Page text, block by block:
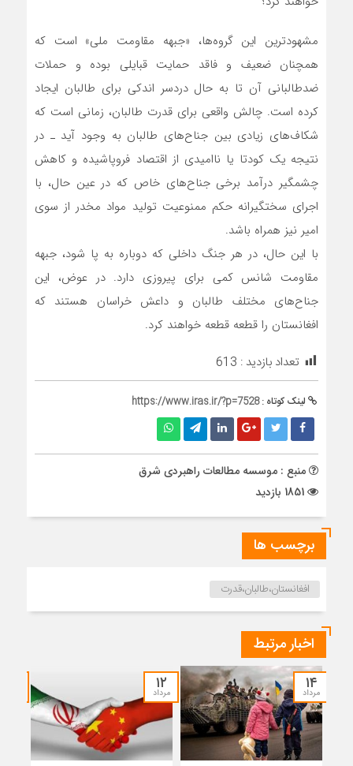
مشهودترین این گروه‌ها، «جبهه مقاومت ملی» است که
همچنان ضعیف و فاقد حمایت قبایلی بوده و حملات
ضدطالبانی آن تا به حال دردسر اندکی برای طالبان ایجاد
کرده است. چالش واقعی برای قدرت طالبان، زمانی است که
شکاف‌های زیادی بین جناح‌های طالبان به وجود آید ـ در
نتیجه یک کودتا یا ناامیدی از اقتصاد فروپاشیده و کاهش
چشمگیر درآمد برخی جناح‌های خاص که در عین حال، با
اجرای سختگیرانه حکم ممنوعیت تولید مواد مخدر از سوی
امیر نیز همراه باشد.
با این حال، در هر جنگ داخلی که دوباره به پا شود، جبهه
مقاومت شانس کمی برای پیروزی دارد. در عوض، این
جناح‌های مختلف طالبان و داعش خراسان هستند که
افغانستان را قطعه قطعه خواهند کرد.
تعداد بازدید : 613
لینک کوتاه :https://www.iras.ir/?p=7528
منبع : موسسه مطالعات راهبردی شرق
برچسب ها
افغانستان،طالبان،قدرت
اخبار مرتبط
۱۴
مرداد ۱۲
مرداد